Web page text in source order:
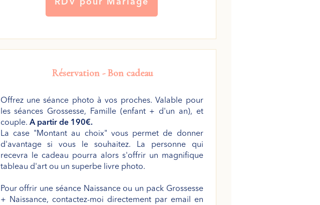
RDV pour Mariage
Réservation -Bon cadeau
Offrez une séance photo à vos proches. Valable pour
les séances Grossesse, Famille (enfant + d'un an), et
couple. A partir de 190€.
La case "Montant au choix" vous permet de donner
d'avantage si vous le souhaitez. La personne qui
recevra le cadeau pourra alors s'offrir un magnifique
tableau d'art ou un superbe livre photo.
Pour offrir une séance Naissance ou un pack Grossesse
+ Naissance, contactez-moi directement par email en